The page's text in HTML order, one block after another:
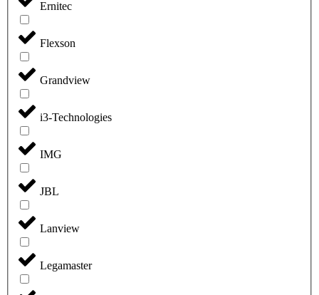
Ernitec
Flexson
Grandview
i3-Technologies
IMG
JBL
Lanview
Legamaster